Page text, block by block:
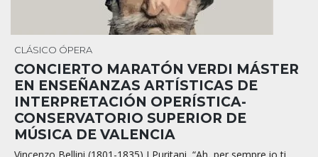
CLÁSICO ÓPERA
CONCIERTO MARATÓN VERDI MÁSTER
EN ENSEÑANZAS ARTÍSTICAS DE
INTERPRETACIÓN OPERÍSTICA-
CONSERVATORIO SUPERIOR DE
MÚSICA DE VALENCIA